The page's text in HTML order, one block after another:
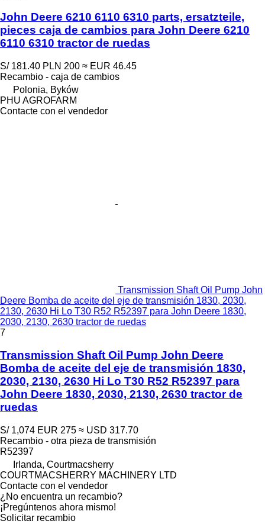
John Deere 6210 6110 6310 parts, ersatzteile,
pieces caja de cambios para John Deere 6210
6110 6310 tractor de ruedas
S/ 181.40 PLN 200 ≈ EUR 46.45
Recambio - caja de cambios
Polonia, Byków
PHU AGROFARM
Contacte con el vendedor
Transmission Shaft Oil Pump John
Deere Bomba de aceite del eje de transmisión 1830, 2030,
2130, 2630 Hi Lo T30 R52 R52397 para John Deere 1830,
2030, 2130, 2630 tractor de ruedas
7
Transmission Shaft Oil Pump John Deere
Bomba de aceite del eje de transmisión 1830,
2030, 2130, 2630 Hi Lo T30 R52 R52397 para
John Deere 1830, 2030, 2130, 2630 tractor de
ruedas
S/ 1,074 EUR 275 ≈ USD 317.70
Recambio - otra pieza de transmisión
R52397
Irlanda, Courtmacsherry
COURTMACSHERRY MACHINERY LTD
Contacte con el vendedor
¿No encuentra un recambio?
¡Pregúntenos ahora mismo!
Solicitar recambio